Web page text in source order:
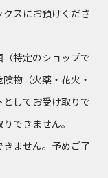
クスにお預けくださ
特定のショップで
物（火薬・花火・
してお受け取りで
できません。
きません。予めご了